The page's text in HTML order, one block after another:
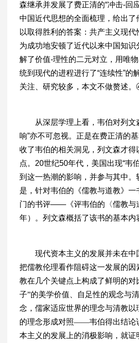
森继承并发展了费正清的“冲击-回
中国近代思想的全面梳理，给出了
以取得胜利的答案：共产主义现
为成功地安顿了近代以来中国知识
解了价值-理性的二元对立，用唯
统到现代的进程进行了“连续性”的
关注、研究较多，本文不做赘述
从深层学理上看，韦伯对列文森
响”亦不可忽视。正是在费正清的
收了韦伯的相关洞见，列文森才得
点。20世纪50年代，美国出现“韦
到这一热潮的影响，并参与其中。
是，针对韦伯的《儒教与道教》一
门的书评——《评韦伯的〈儒教与
年）。列文森概括了该书的基本内
现代资本主义的发展并未在中
把儒教伦理看作阻碍这一发展的因
教在几个关键点上构成了鲜明的
子”的美学价值、自足性的观念与
念，儒家适应世界的理念与清教以
的理念形成对照——韦伯得出结论
本主义的发展上的消极影响，就证